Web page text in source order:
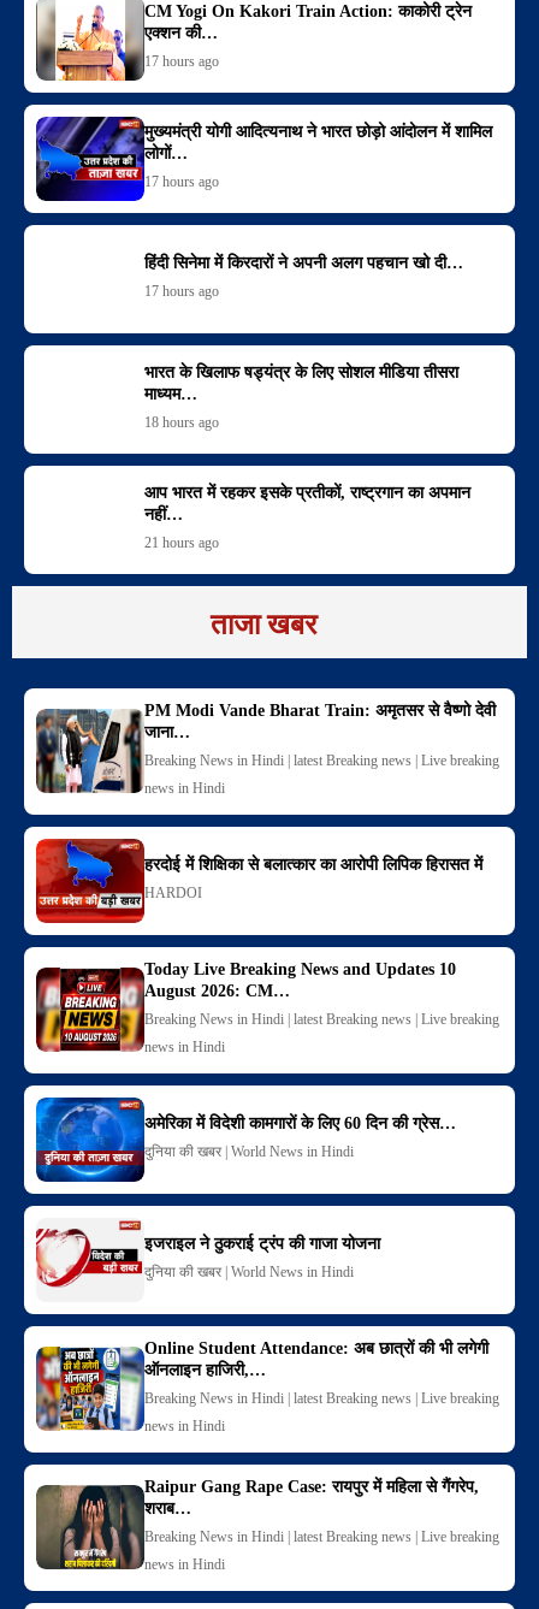
CM Yogi On Kakori Train Action: काकोरी ट्रेन
एक्शन की…
17 hours ago
मुख्यमंत्री योगी आदित्यनाथ ने भारत छोड़ो आंदोलन में शामिल
लोगों…
17 hours ago
हिंदी सिनेमा में किरदारों ने अपनी अलग पहचान खो दी…
17 hours ago
भारत के खिलाफ षड्यंत्र के लिए सोशल मीडिया तीसरा
माध्यम…
18 hours ago
आप भारत में रहकर इसके प्रतीकों, राष्ट्रगान का अपमान
नहीं…
21 hours ago
ताजा खबर
PM Modi Vande Bharat Train: अमृतसर से वैष्णो देवी
जाना…
Breaking News in Hindi | latest Breaking news | Live breaking
news in Hindi
हरदोई में शिक्षिका से बलात्कार का आरोपी लिपिक हिरासत में
HARDOI
Today Live Breaking News and Updates 10
August 2026: CM…
Breaking News in Hindi | latest Breaking news | Live breaking
news in Hindi
अमेरिका में विदेशी कामगारों के लिए 60 दिन की ग्रेस…
दुनिया की खबर | World News in Hindi
इजराइल ने ठुकराई ट्रंप की गाजा योजना
दुनिया की खबर | World News in Hindi
Online Student Attendance: अब छात्रों की भी लगेगी
ऑनलाइन हाजिरी,…
Breaking News in Hindi | latest Breaking news | Live breaking
news in Hindi
Raipur Gang Rape Case: रायपुर में महिला से गैंगरेप,
शराब…
Breaking News in Hindi | latest Breaking news | Live breaking
news in Hindi